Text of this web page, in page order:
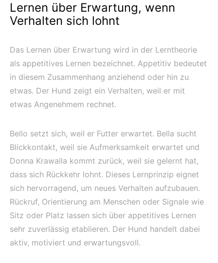
Lernen über Erwartung, wenn
Verhalten sich lohnt
Das Lernen über Erwartung wird in der Lerntheorie
als appetitives Lernen bezeichnet. Appetitiv bedeutet
in diesem Zusammenhang anziehend oder hin zu
etwas. Der Hund zeigt ein Verhalten, weil er mit
etwas Angenehmem rechnet.
Bello setzt sich, weil er Futter erwartet. Bella sucht
Blickkontakt, weil sie Aufmerksamkeit erwartet und
Donna Krawalla kommt zurück, weil sie gelernt hat,
dass sich Rückkehr lohnt. Dieses Lernprinzip eignet
sich hervorragend, um neues Verhalten aufzubauen.
Rückruf, Orientierung am Menschen oder Signale wie
Sitz oder Platz lassen sich über appetitives Lernen
sehr zuverlässig etablieren. Der Hund handelt dabei
aktiv, motiviert und erwartungsvoll.